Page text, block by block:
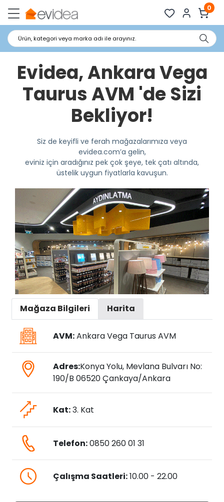
0
Ürün, kategori veya marka adı ile arayınız.
Evidea, Ankara Vega
Taurus AVM 'de Sizi
Bekliyor!
Siz de keyifli ve ferah mağazalarımıza veya
evidea.com’a gelin,
eviniz için aradığınız pek çok şeye, tek çatı altında,
üstelik uygun fiyatlarla kavuşun.
Mağaza Bilgileri Harita
AVM:Ankara Vega Taurus AVM
Adres:Konya Yolu, Mevlana Bulvarı No:
190/B 06520 Çankaya/Ankara
Kat:3. Kat
Telefon:0850 260 01 31
Çalışma Saatleri:10.00 - 22.00